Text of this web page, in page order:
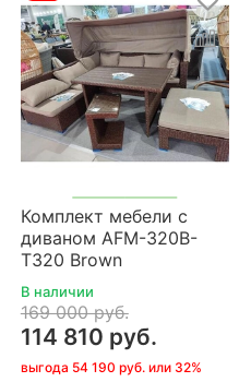
Комплект мебели с
диваном AFM-320B-
T320 Brown
В наличии
169 000 руб.
114 810 руб.
выгода 54 190 руб. или 32%